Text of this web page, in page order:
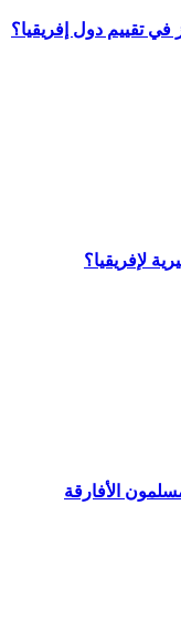
في تقييم دول إفريقيا؟
لإفريقيا؟
الأفارقة